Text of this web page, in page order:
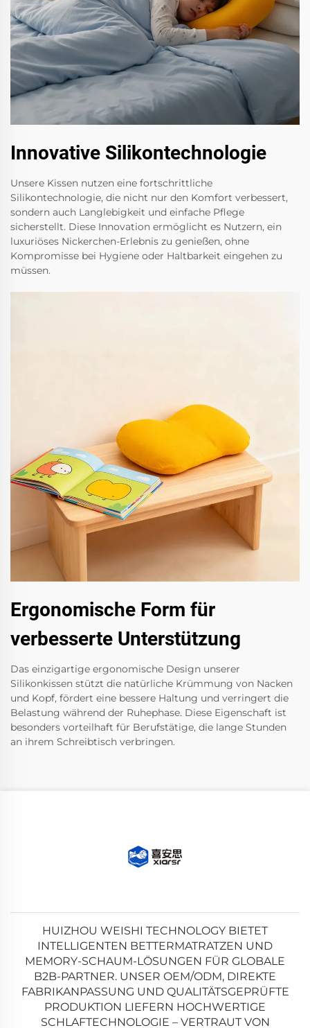
Innovative Silikontechnologie
Unsere Kissen nutzen eine fortschrittliche
Silikontechnologie, die nicht nur den Komfort verbessert,
sondern auch Langlebigkeit und einfache Pflege
sicherstellt. Diese Innovation ermöglicht es Nutzern, ein
luxuriöses Nickerchen-Erlebnis zu genießen, ohne
Kompromisse bei Hygiene oder Haltbarkeit eingehen zu
müssen.
Ergonomische Form für
verbesserte Unterstützung
Das einzigartige ergonomische Design unserer
Silikonkissen stützt die natürliche Krümmung von Nacken
und Kopf, fördert eine bessere Haltung und verringert die
Belastung während der Ruhephase. Diese Eigenschaft ist
besonders vorteilhaft für Berufstätige, die lange Stunden
an ihrem Schreibtisch verbringen.
HUIZHOU WEISHI TECHNOLOGY BIETET
INTELLIGENTEN BETTERMATRATZEN UND
MEMORY-SCHAUM-LÖSUNGEN FÜR GLOBALE
B2B-PARTNER. UNSER OEM/ODM, DIREKTE
FABRIKANPASSUNG UND QUALITÄTSGEPRÜFTE
PRODUKTION LIEFERN HOCHWERTIGE
SCHLAFTECHNOLOGIE – VERTRAUT VON